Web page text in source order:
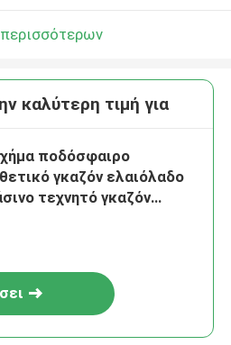
καλύτερη τιμή για
ποδόσφαιρο
γκαζόν ελαιόλαδο
τεχνητό γκαζόν